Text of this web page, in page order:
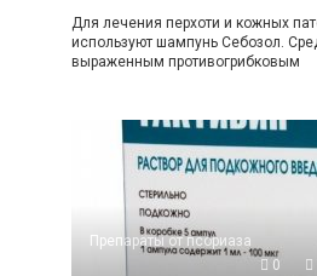
Для лечения перхоти и кожных
используют шампунь Себозол.
выраженным противогрибковым
Препараты от псориаза
0